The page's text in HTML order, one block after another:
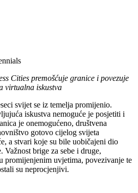
Cities premošćuje granice i povezuje
virtualna iskustva
svijet se iz temelja promijenio.
iskustva nemoguće je posjetiti i
je onemogućeno, društvena
gotovo cijelog svijeta
a stvari koje su bile uobičajeni dio
Važnost brige za sebe i druge,
promijenjenim uvjetima, povezivanje te
su neprocjenjivi.